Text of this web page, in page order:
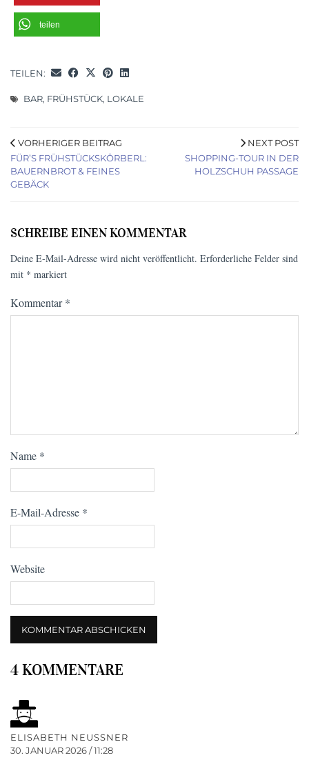
teilen
TEILEN:
BAR, FRÜHSTÜCK, LOKALE
VORHERIGER BEITRAG
FÜR’S FRÜHSTÜCKSKÖRBERL:
BAUERNBROT & FEINES
GEBÄCK
NEXT POST
SHOPPING-TOUR IN DER
HOLZSCHUH PASSAGE
SCHREIBE EINEN KOMMENTAR
Deine E-Mail-Adresse wird nicht veröffentlicht. Erforderliche Felder sind
mit * markiert
Kommentar*
Name *
E-Mail-Adresse *
Website
4 KOMMENTARE
ELISABETH NEUSSNER
30. JANUAR 2026 / 11:28